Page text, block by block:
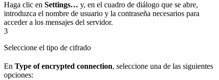
Haga clic en Settings… y, en el cuadro de diálogo que se abre,
introduzca el nombre de usuario y la contraseña necesarios para
acceder a los mensajes del servidor.
3
Seleccione el tipo de cifrado
En Type of encrypted connection, seleccione una de las siguientes
opciones: